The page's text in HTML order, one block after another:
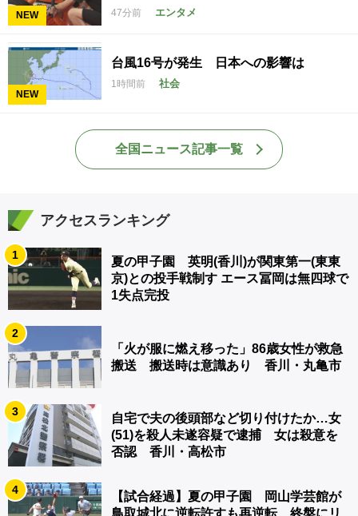
NEW 47分前 エンタメ
NEW
台風16号が発生 日本への影響は
1時間前 社会
全国ニュース記事一覧
アクセスランキング
1
夏の甲子園 英明(香川)が関東第一(東東
京)との投手戦制す エース冨岡は無四球で
1失点完投
2
「火が服に燃え移った」86歳女性が救急
搬送 搬送時は意識あり 香川・丸亀市
3
自宅で夫の後頭部など切り付けたか…女
(51)を殺人未遂容疑で逮捕 女は殺意を
否認 香川・高松市
4
【試合経過】夏の甲子園 岡山学芸館が
鳥取城北に逆転許すも再逆転 終盤にリ